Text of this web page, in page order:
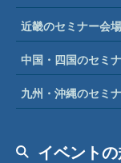
近畿のセミナー会
中国・四国のセミ
九州・沖縄のセミ
イベント